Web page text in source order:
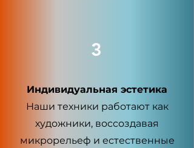
3
Индивидуальная эстетика
Наши техники работают как
художники, воссоздавая
микрорельеф и естественные